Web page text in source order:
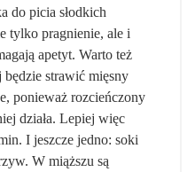
do picia słodkich
tylko pragnienie, ale i
apetyt. Warto też
strawić mięsny
ponieważ rozcieńczony
działa. Lepiej więc
I jeszcze jedno: soki
W miąższu są